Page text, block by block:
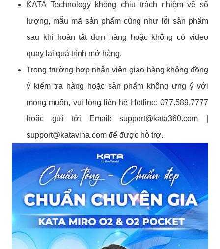
KATA Technology không chịu trách nhiệm về số
lượng, mẫu mã sản phẩm cũng như lỗi sản phẩm
sau khi hoàn tất đơn hàng hoặc không có video
quay lại quá trình mở hàng.
Trong trường hợp nhân viên giao hàng không đồng
ý kiểm tra hàng hoặc sản phẩm không ưng ý với
mong muốn, vui lòng liên hệ Hotline: 077.589.7777
hoặc gửi tới Email:support@kata360.com
support@katavina.com để được hỗ trợ.